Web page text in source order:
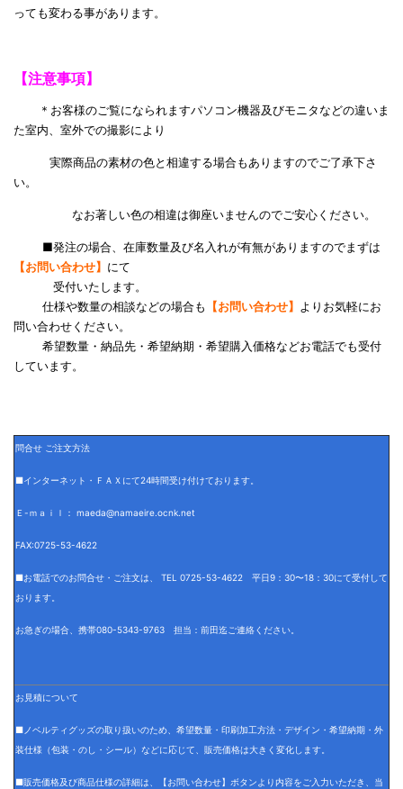
っても変わる事があります。
【注意事項】
＊お客様のご覧になられますパソコン機器及びモニタなどの違いま
た室内、室外での撮影により
実際商品の素材の色と相違する場合もありますのでご了承下さ
い。
なお著しい色の相違は御座いませんのでご安心ください。
■発注の場合、在庫数量及び名入れが有無がありますのでまずは
【お問い合わせ】 にて
受付いたします。
仕様や数量の相談などの場合も
【お問い合わせ】
よりお気軽にお
問い合わせください。
希望数量・納品先・希望納期・希望購入価格などお電話でも受付
しています。
問合せ ご注文方法
■インターネット・ＦＡＸにて24時間受け付けております。
Ｅ-ｍａｉｌ： maeda@namaeire.ocnk.net
FAX:0725-53-4622
■お電話でのお問合せ・ご注文は、 TEL 0725-53-4622 平日9：30〜18：30にて受付して
おります。
お急ぎの場合、携帯080-5343-9763 担当：前田迄ご連絡ください。
お見積について
■ノベルティグッズの取り扱いのため、希望数量・印刷加工方法・デザイン・希望納期・外
装仕様（包装・のし・シール）などに応じて、販売価格は大きく変化します。
■販売価格及び商品仕様の詳細は、【お問い合わせ】ボタンより内容をご入力いただき、当